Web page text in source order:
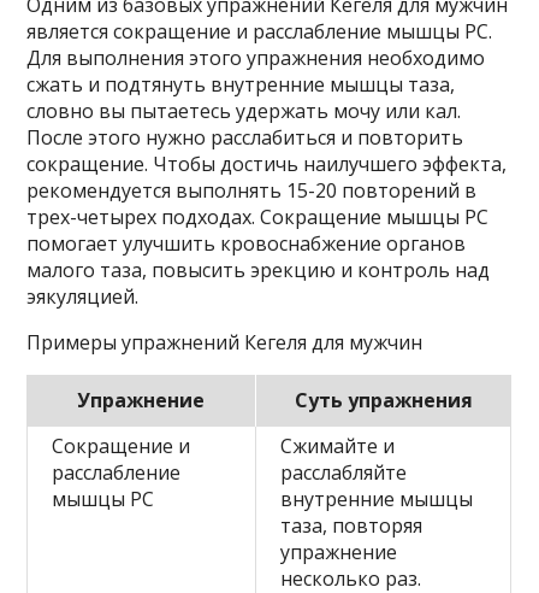
является сокращение и расслабление мышцы PC.
Для выполнения этого упражнения необходимо
сжать и подтянуть внутренние мышцы таза,
словно вы пытаетесь удержать мочу или кал.
После этого нужно расслабиться и повторить
сокращение. Чтобы достичь наилучшего эффекта,
рекомендуется выполнять 15-20 повторений в
трех-четырех подходах. Сокращение мышцы PC
помогает улучшить кровоснабжение органов
малого таза, повысить эрекцию и контроль над
эякуляцией.
Примеры упражнений Кегеля для мужчин
Упражнение
Суть упражнения
Сокращение и
расслабление
мышцы PC
Сжимайте и
расслабляйте
внутренние мышцы
таза, повторяя
упражнение
несколько раз.